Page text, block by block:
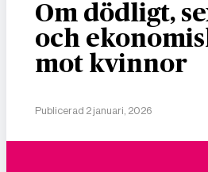
Om dödligt,
och
mot kvinnor
Publicerad 2 januari, 2026